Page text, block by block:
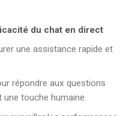
du chat en direct
une assistance rapide et
répondre aux questions
touche humaine.